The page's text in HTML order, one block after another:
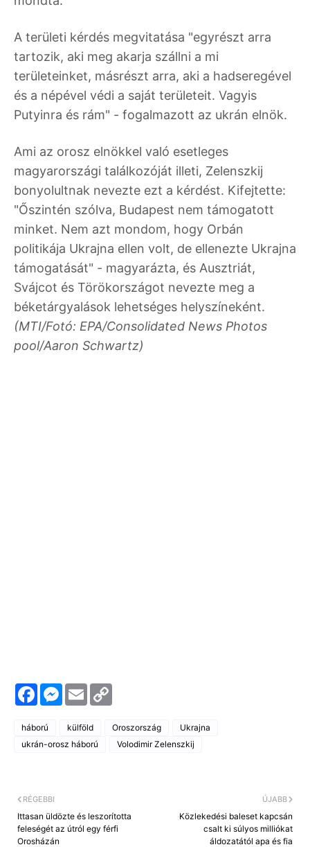
A területi kérdés megvitatása "egyrészt arra
tartozik, aki meg akarja szállni a mi
területeinket, másrészt arra, aki a hadseregével
és a népével védi a saját területeit. Vagyis
Putyinra és rám" - fogalmazott az ukrán elnök.
Ami az orosz elnökkel való esetleges
magyarországi találkozóját illeti, Zelenszkij
bonyolultnak nevezte ezt a kérdést. Kifejtette:
"Őszintén szólva, Budapest nem támogatott
minket. Nem azt mondom, hogy Orbán
politikája Ukrajna ellen volt, de ellenezte Ukrajna
támogatását" - magyarázta, és Ausztriát,
Svájcot és Törökországot nevezte meg a
béketárgyalások lehetséges helyszíneként.
(MTI/Fotó: EPA/Consolidated News Photos
pool/Aaron Schwartz)
F
a
c
b
o
M
e
s
s
e
n
E
m
a
i
l
y
L
háború külföld Oroszország
Ukrajna
ukrán-orosz háború
Volodimir Zelenszkij
ÚJABB
Közlekedési baleset kapcsán
csalt ki súlyos milliókat
áldozatától apa és fia
RÉGEBBI
Ittasan üldözte és leszorította
feleségét az útról egy férfi
Orosházán